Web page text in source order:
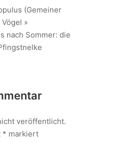
(Gemeiner
»
nach Sommer: die
veröffentlicht.
* markiert